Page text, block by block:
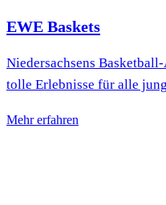
EWE Baskets
Niedersachsens
tolle Erlebnisse für alle
Mehr erfahren